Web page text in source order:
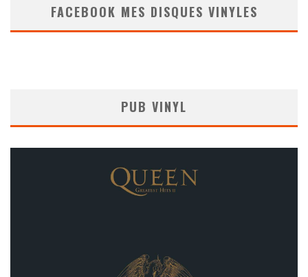
FACEBOOK MES DISQUES VINYLES
PUB VINYL